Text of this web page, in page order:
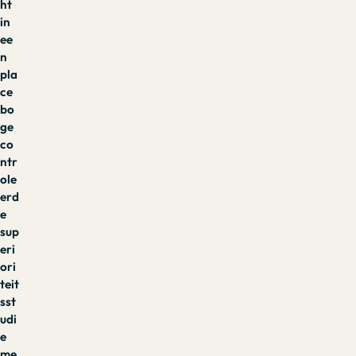
ht
in
ee
n
pla
ce
bo
ge
co
ntr
ole
erd
e
sup
eri
ori
teit
sst
udi
e